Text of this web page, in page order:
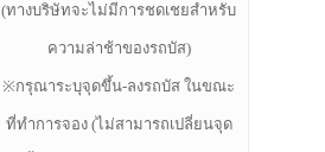
(ทางบริษัทจะไม่มีการชดเชยสำหรับ
ความล่าช้าของรถบัส)
※กรุณาระบุจุดขึ้น-ลงรถบัส ในขณะ
ที่ทำการจอง (ไม่สามารถเปลี่ยนจุด